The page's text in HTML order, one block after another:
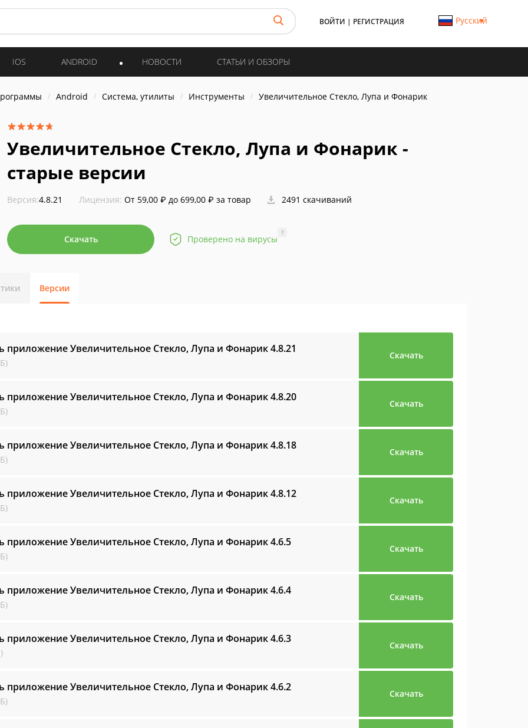
ВОЙТИ | РЕГИСТРАЦИЯ Русский
IOS ANDROID НОВОСТИ СТАТЬИ И ОБЗОРЫ
Android Система, утилиты Инструменты Увеличительное Стекло, Лупа и Фонарик
Увеличительное Стекло, Лупа и Фонарик -
старые версии
Версия:4.8.21 Лицензия: От 59,00 ₽ до 699,00 ₽ за товар 2491 скачиваний
Скачать Проверено на вирусы
?
Версии
приложение Увеличительное Стекло, Лупа и Фонарик4.8.21
Скачать
приложение Увеличительное Стекло, Лупа и Фонарик4.8.20
Скачать
приложение Увеличительное Стекло, Лупа и Фонарик4.8.18
Скачать
приложение Увеличительное Стекло, Лупа и Фонарик4.8.12
Скачать
приложение Увеличительное Стекло, Лупа и Фонарик4.6.5
Скачать
приложение Увеличительное Стекло, Лупа и Фонарик4.6.4
Скачать
приложение Увеличительное Стекло, Лупа и Фонарик4.6.3
Скачать
приложение Увеличительное Стекло, Лупа и Фонарик4.6.2
Скачать